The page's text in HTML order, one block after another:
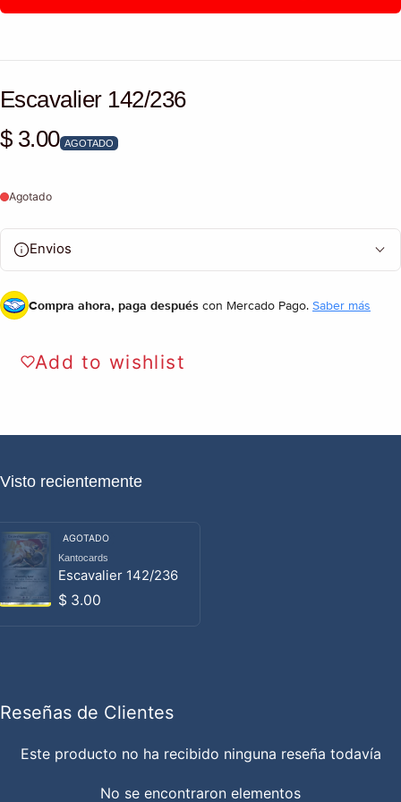
Escavalier 142/236
Precio habitual
$ 3.00 AGOTADO
Agotado
Envios
Compra ahora, paga después con Mercado Pago. Saber más
Add to wishlist
Visto recientemente
AGOTADO
Proveedor:
Kantocards
Escavalier 142/236
Precio habitual
$ 3.00
Reseñas de Clientes
Este producto no ha recibido ninguna reseña todavía
No se encontraron elementos